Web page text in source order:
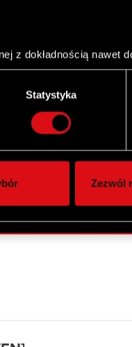
z dokładnością nawet
je zbiory
oraz ustaw
swoją zgodę w
aby oferować funkcje
połączyć te informacje
usług. Kontynuując
Statystyka
Zezwól